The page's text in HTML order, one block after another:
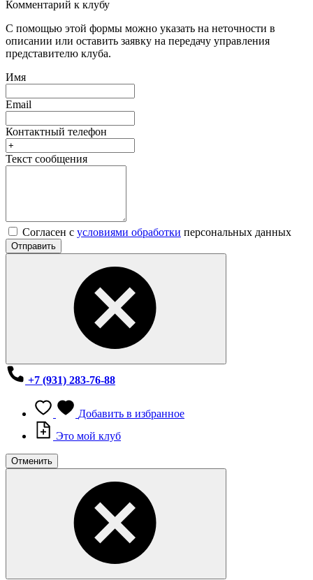
Комментарий к клубу
С помощью этой формы можно указать на неточности в
описании или оставить заявку на передачу управления
представителю клуба.
Имя
Email
Контактный телефон
Текст сообщения
Согласен с условиями обработки персональных данных
Отправить
+7 (931) 283-76-88
Добавить в избранное
Это мой клуб
Отменить